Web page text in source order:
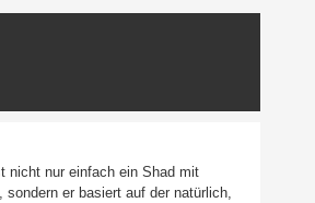
nicht nur einfach ein Shad mit
sondern er basiert auf der natürlich,